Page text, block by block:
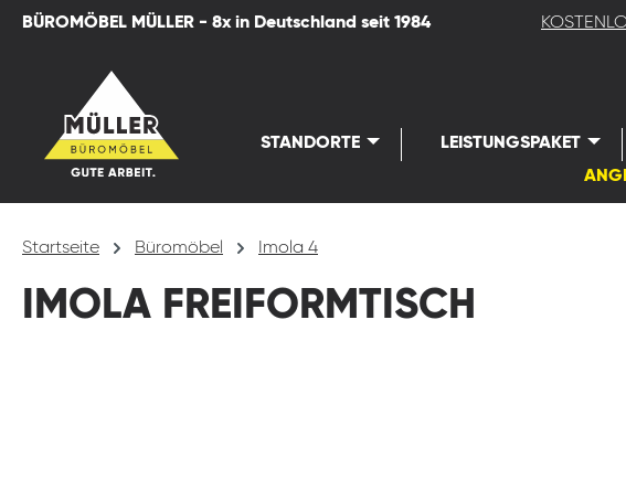
Zur Hauptnavigation springen
BÜROMÖBEL MÜLLER - 8x in Deutschland seit 1984
STANDORTE LEISTUNGSPAKET
Startseite Büromöbel Imola 4
IMOLA FREIFORMTISCH